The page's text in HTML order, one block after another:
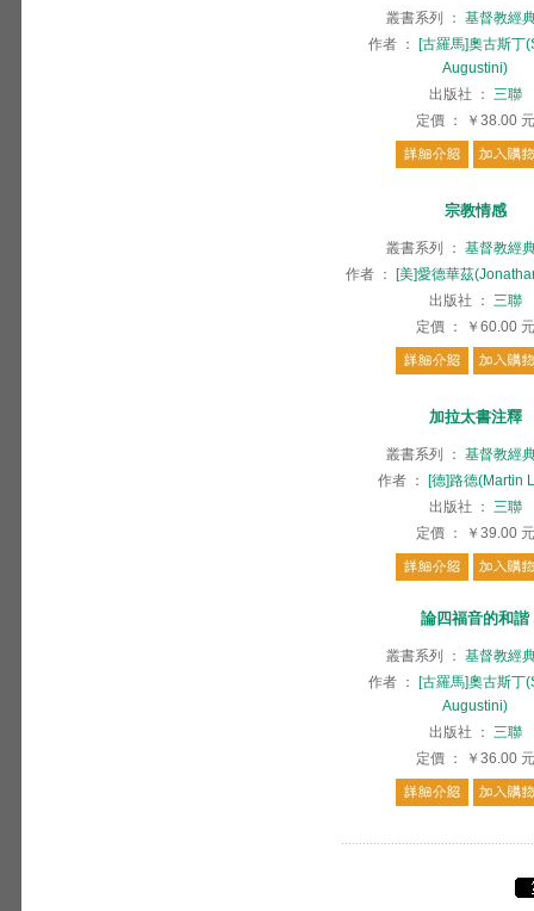
叢書系列 ： 基督教經
作者 ：
[古羅馬]奧古斯丁
Augustini)
出版社
： 三聯
定價 ： ￥38.00 元
宗教情感
叢書系列 ： 基督教經
作者 ：
[美]愛德華茲
出版社
： 三聯
定價 ： ￥60.00 元
加拉太書注釋
叢書系列 ： 基督教經
作者 ：
[德]路德(Martin
出版社
： 三聯
定價 ： ￥39.00 元
論四福音的和諧
叢書系列 ： 基督教經
作者 ：
[古羅馬]奧古斯丁
Augustini)
出版社
： 三聯
定價 ： ￥36.00 元